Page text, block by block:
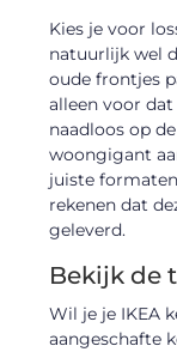
Kies je voor
natuurlijk wel
oude frontjes
alleen voor
naadloos op
woongigant
juiste
rekenen dat
geleverd.
Bekijk de
Wil je je IKEA
aangeschafte